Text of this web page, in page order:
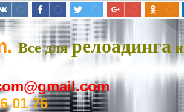
Все длярелоадинга
01 76